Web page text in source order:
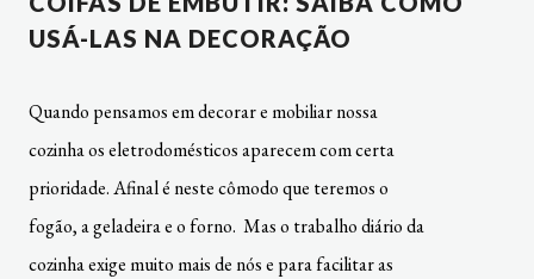
USÁ-LAS NA DECORAÇÃO
Quando pensamos em decorar e mobiliar nossa
cozinha os eletrodomésticos aparecem com certa
prioridade. Afinal é neste cômodo que teremos o
fogão, a geladeira e o forno. Mas o trabalho diário da
cozinha exige muito mais de nós e para facilitar as